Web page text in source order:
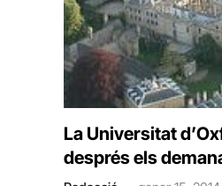
La Universitat
després els